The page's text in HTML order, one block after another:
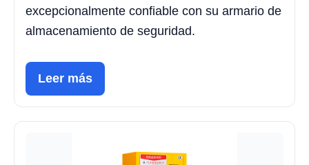
excepcionalmente confiable con su armario de
almacenamiento de seguridad.
Leer más